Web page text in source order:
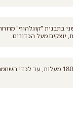
בתבנית "קוגלהוף"
יוצקים מעל הכדורים.
אופים ארבעים דקות בתנור שחומם